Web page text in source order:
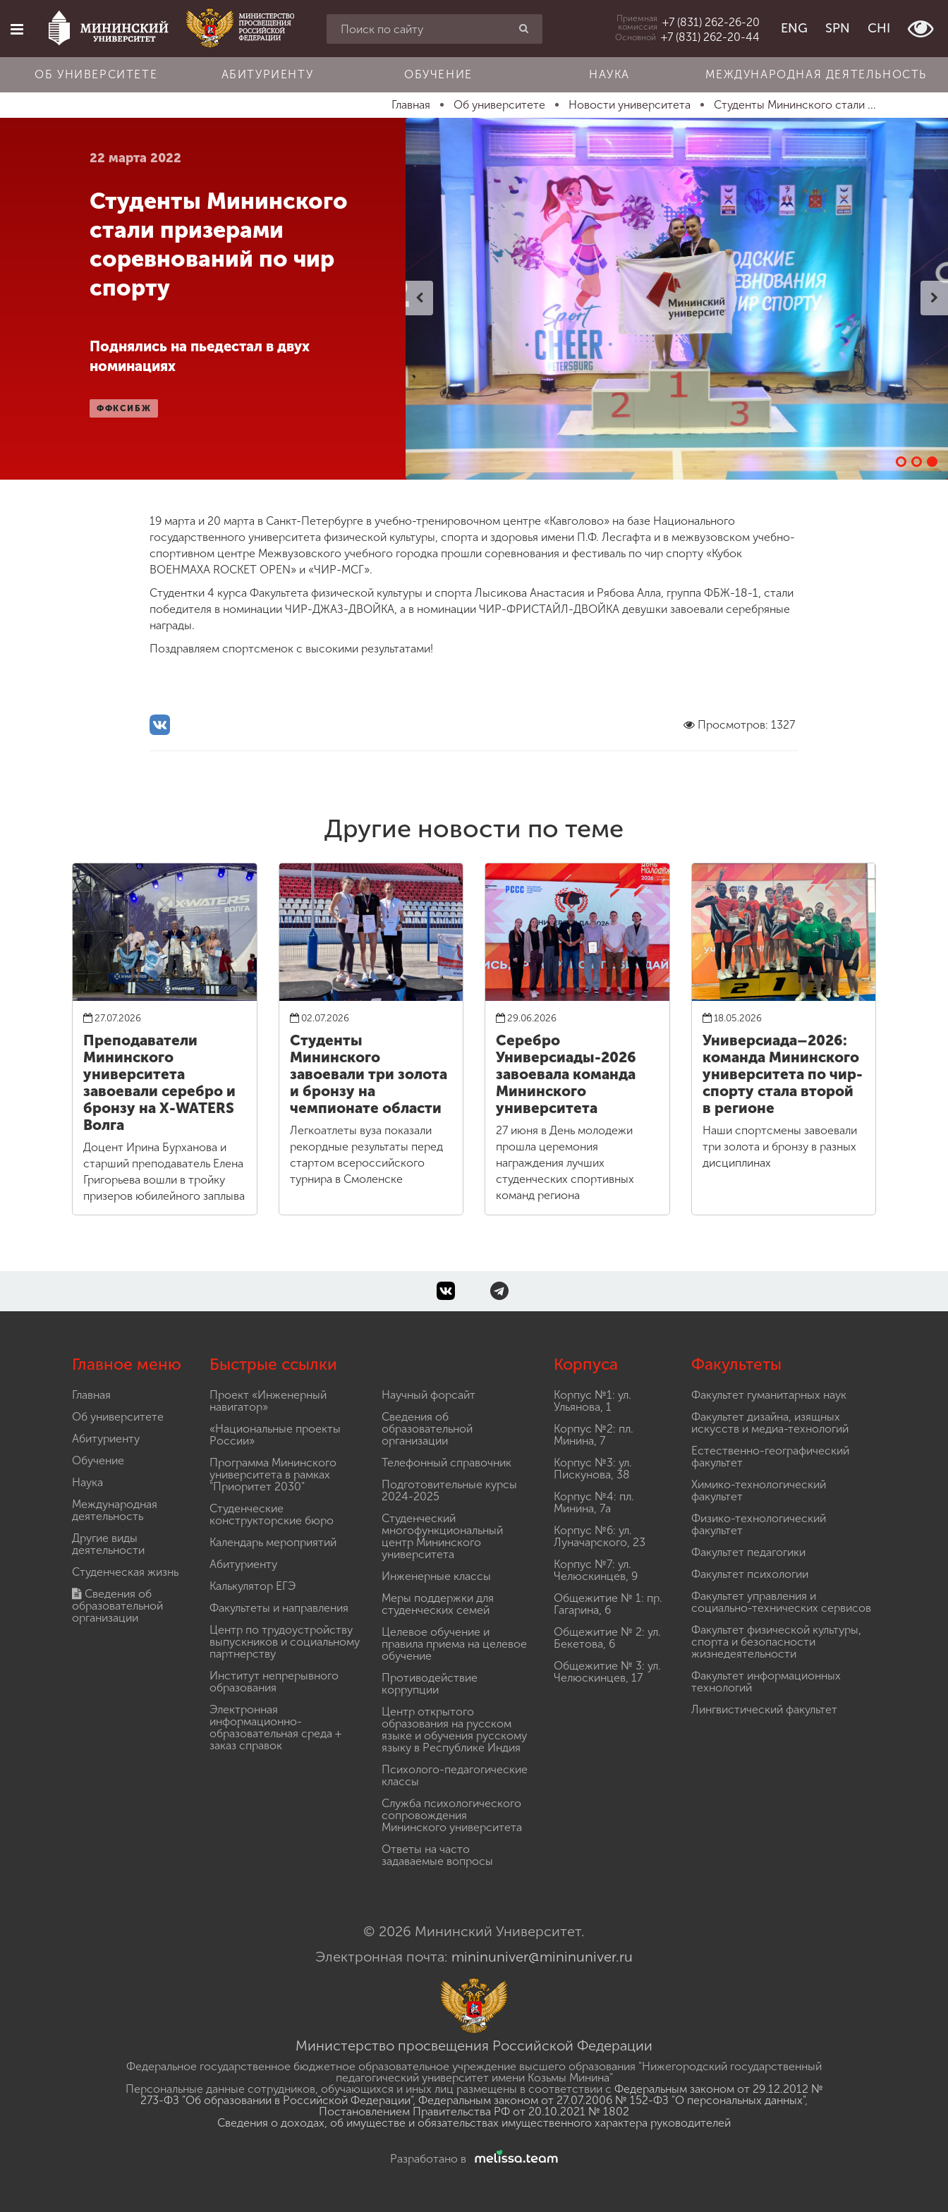
Главная
Об университете
Абитуриенту
Обучение
Международная
деятельность
Другие виды
деятельности
Приемная
комиссия +7 (831) 262-26-20
Основной +7 (831) 262-20-44
ENG SPN CHI
ОБ УНИВЕРСИТЕТЕ АБИТУРИЕНТУ ОБУЧЕНИЕ НАУКА МЕЖДУНАРОДНАЯ ДЕЯТЕЛЬНОСТЬ
Главная Об университете Новости университета Студенты Мининского стали ...
22 марта 2022
Студенты Мининского
стали призерами
соревнований по чир
спорту
Поднялись на пьедестал в двух
номинациях
ФФКСИБЖ
19 марта и 20 марта в Санкт-Петербурге в учебно-тренировочном центре «Кавголово» на базе Национального
государственного университета физической культуры, спорта и здоровья имени П.Ф. Лесгафта и в межвузовском учебно-
спортивном центре Межвузовского учебного городка прошли соревнования и фестиваль по чир спорту «Кубок
BOEHMAXA ROCKET OPEN» и «ЧИР-МСГ».
Студентки 4 курса Факультета физической культуры и спорта Лысикова Анастасия и Рябова Алла, группа ФБЖ-18-1, стали
победителя в номинации ЧИР-ДЖАЗ-ДВОЙКА, а в номинации ЧИР-ФРИСТАЙЛ-ДВОЙКА девушки завоевали серебряные
награды.
Поздравляем спортсменок с высокими результатами!
Просмотров: 1327
Другие новости по теме
27.07.2026
Преподаватели
Мининского
университета
завоевали серебро и
бронзу на X-WATERS
Волга
Доцент Ирина Бурханова и
старший преподаватель Елена
Григорьева вошли в тройку
призеров юбилейного заплыва
02.07.2026
Студенты
Мининского
завоевали три золота
и бронзу на
чемпионате области
Легкоатлеты вуза показали
рекордные результаты перед
стартом всероссийского
турнира в Смоленске
29.06.2026
Серебро
Универсиады-2026
завоевала команда
Мининского
университета
27 июня в День молодежи
прошла церемония
награждения лучших
студенческих спортивных
команд региона
18.05.2026
Универсиада–2026:
команда Мининского
университета по чир-
спорту стала второй
в регионе
Наши спортсмены завоевали
три золота и бронзу в разных
дисциплинах
Главное меню
Главная
Об университете
Абитуриенту
Обучение
Наука
Международная
деятельность
Другие виды
деятельности
Студенческая жизнь
Сведения об
образовательной
организации
Быстрые ссылки
Проект «Инженерный
навигатор»
«Национальные проекты
России»
Программа Мининского
университета в рамках
"Приоритет 2030"
Студенческие
конструкторские бюро
Календарь мероприятий
Абитуриенту
Калькулятор ЕГЭ
Факультеты и направления
Центр по трудоустройству
выпускников и социальному
партнерству
Институт непрерывного
образования
Электронная
информационно-
образовательная среда +
заказ справок
Научный форсайт
Сведения об
образовательной
организации
Телефонный справочник
Подготовительные курсы
2024-2025
Студенческий
многофункциональный
центр Мининского
университета
Инженерные классы
Меры поддержки для
студенческих семей
Целевое обучение и
правила приема на целевое
обучение
Противодействие
коррупции
Центр открытого
образования на русском
языке и обучения русскому
языку в Республике Индия
Психолого-педагогические
классы
Служба психологического
сопровождения
Мининского университета
Ответы на часто
задаваемые вопросы
Корпуса
Корпус №1: ул.
Ульянова, 1
Корпус №2: пл.
Минина, 7
Корпус №3: ул.
Пискунова, 38
Корпус №4: пл.
Минина, 7а
Корпус №6: ул.
Луначарского, 23
Корпус №7: ул.
Челюскинцев, 9
Общежитие № 1: пр.
Гагарина, 6
Общежитие № 2: ул.
Бекетова, 6
Общежитие № 3: ул.
Челюскинцев, 17
Факультеты
Факультет гуманитарных наук
Факультет дизайна, изящных
искусств и медиа-технологий
Естественно-географический
факультет
Химико-технологический
факультет
Физико-технологический
факультет
Факультет педагогики
Факультет психологии
Факультет управления и
социально-технических сервисов
Факультет физической культуры,
спорта и безопасности
жизнедеятельности
Факультет информационных
технологий
Лингвистический факультет
© 2026 Мининский Университет.
Электронная почта: mininuniver@mininuniver.ru
Министерство просвещения Российской Федерации
Федеральное государственное бюджетное образовательное учреждение высшего образования "Нижегородский государственный
педагогический университет имени Козьмы Минина"
Персональные данные сотрудников, обучающихся и иных лиц размещены в соответствии с Федеральным законом от 29.12.2012 №
273-ФЗ "Об образовании в Российской Федерации", Федеральным законом от 27.07.2006 № 152-ФЗ "О персональных данных",
Постановлением Правительства РФ от 20.10.2021 № 1802
Сведения о доходах, об имуществе и обязательствах имущественного характера руководителей
Разработано в